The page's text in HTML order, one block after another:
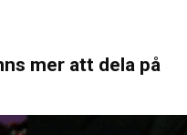
mer att dela på